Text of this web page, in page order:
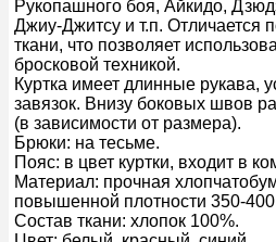
Рукопашного боя, Айкидо,
Джиу-Джитсу и т.п. Отличается
ткани, что позволяет
бросковой техникой.
Куртка имеет длинные рукава,
завязок. Внизу боковых швов
(в зависимости от размера).
Брюки: на тесьме.
Пояс: в цвет куртки, входит в
Материал: прочная
повышенной плотности 350-400
Состав ткани: хлопок 100%.